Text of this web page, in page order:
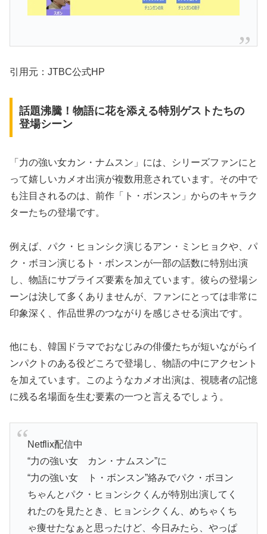
引用元：JTBC公式HP
話題沸騰！物語に花を添える特別ゲストたちの
登場シーン
「力の強い女カン・ナムスン」には、シリーズファンにと
って嬉しいカメオ出演が複数用意されています。その中で
も注目されるのは、前作「ト・ボンスン」からのキャラク
ターたちの登場です。
例えば、パク・ヒョンシク演じるアン・ミンヒョクや、パ
ク・ボヨン演じるト・ボンスンが一部の話数に特別出演
し、物語にサプライズ要素を加えています。彼らの登場シ
ーンは決して多くありませんが、ファンにとっては非常に
印象深く、作品世界のつながりを感じさせる演出です。
他にも、韓国ドラマでおなじみの俳優たちが短いながらイ
ンパクトのある役どころで登場し、物語の中にアクセント
を加えています。このようなカメオ出演は、視聴者の記憶
に残る名場面を生む要素の一つと言えるでしょう。
Netflix配信中
“力の強い女 カン・ナムスン”に
“力の強い女 ト・ボンスン”絡みでパク・ボヨン
ちゃんとパク・ヒョンシクくんが特別出演してく
れたのを見たとき、ヒョンシクくん、めちゃくち
ゃ痩せたなぁと思ったけど、今日みたら、やっぱ